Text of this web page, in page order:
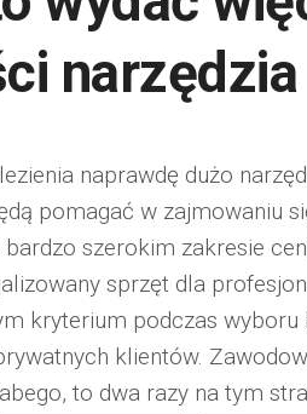
narzędzia
naprawdę dużo
pomagać w zajmowaniu
szerokim zakresie
sprzęt dla
kryterium podczas wyboru
klientów.
to dwa razy na tym